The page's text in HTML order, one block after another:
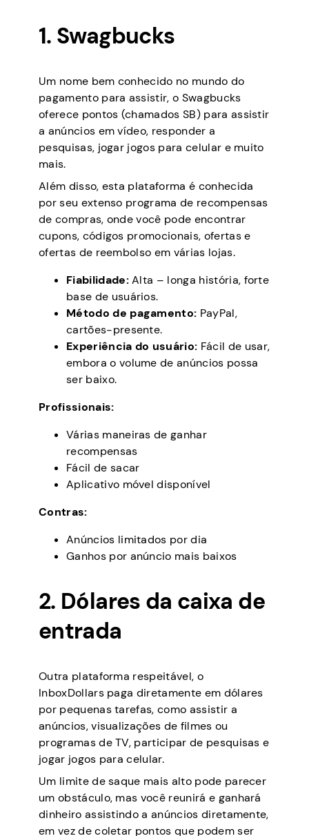
1. Swagbucks
Um nome bem conhecido no mundo do
pagamento para assistir, o Swagbucks
oferece pontos (chamados SB) para assistir
a anúncios em vídeo, responder a
pesquisas, jogar jogos para celular e muito
mais.
Além disso, esta plataforma é conhecida
por seu extenso programa de recompensas
de compras, onde você pode encontrar
cupons, códigos promocionais, ofertas e
ofertas de reembolso em várias lojas.
Fiabilidade:Alta – longa história, forte
base de usuários.
Método de pagamento: PayPal,
cartões-presente.
Experiência do usuário: Fácil de usar,
embora o volume de anúncios possa
ser baixo.
Profissionais:
Várias maneiras de ganhar
recompensas
Fácil de sacar
Aplicativo móvel disponível
Contras:
Anúncios limitados por dia
Ganhos por anúncio mais baixos
2. Dólares da caixa de
entrada
Outra plataforma respeitável, o
InboxDollars paga diretamente em dólares
por pequenas tarefas, como assistir a
anúncios, visualizações de filmes ou
programas de TV, participar de pesquisas e
jogar jogos para celular.
Um limite de saque mais alto pode parecer
um obstáculo, mas você reunirá e ganhará
dinheiro assistindo a anúncios diretamente,
em vez de coletar pontos que podem ser